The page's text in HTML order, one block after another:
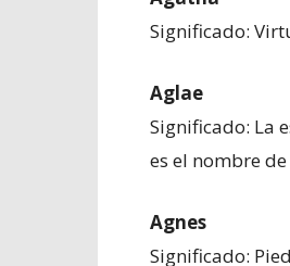
Significado:
Aglae
Significado: La
es el nombre
Agnes
Significado: